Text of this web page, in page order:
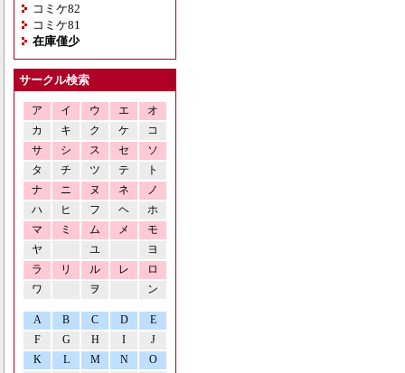
コミケ82
コミケ81
在庫僅少
サークル検索
ア イ ウ エ
オ
カ
キ ク ケ
コ
サ
シ ス セ
ソ
タ
チ ツ テ
ト
ナ
ニ ヌ ネ
ノ
ハ
ヒ フ ヘ
ホ
マ
ミ ム メ
モ
ヤ
ユ
ヨ
ラ
リ ル レ
ロ
ワ
ヲ ン
A B C D
E
F
G H I
J
K
L M N O